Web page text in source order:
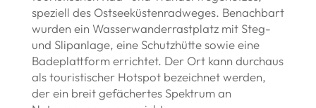
speziell des Ostseeküstenradweges. Benachbart
wurden ein Wasserwanderrastplatz mit Steg-
und Slipanlage, eine Schutzhütte sowie eine
Badeplattform errichtet. Der Ort kann durchaus
als touristischer Hotspot bezeichnet werden,
der ein breit gefächertes Spektrum an